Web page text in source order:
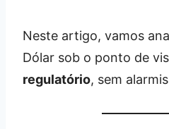
Neste artigo, vamos
Dólar sob o ponto de
regulatório, sem